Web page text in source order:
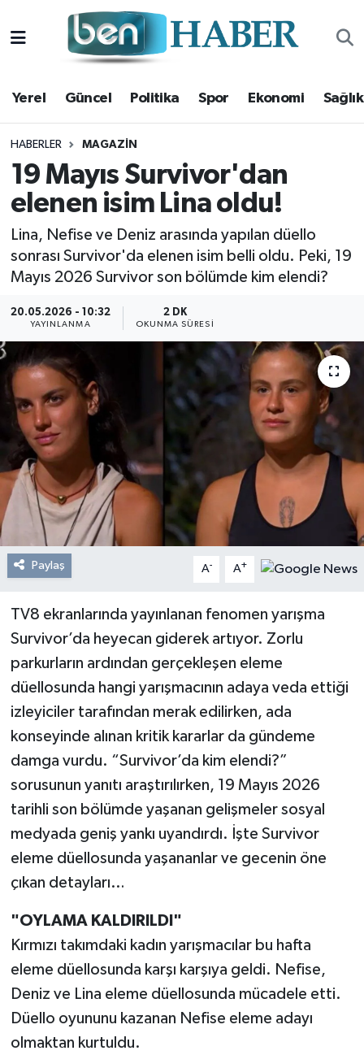
Yerel Güncel Politika Spor Ekonomi Sağlık
HABERLER MAGAZIN
19 Mayıs Survivor'dan
elenen isim Lina oldu!
Lina, Nefise ve Deniz arasında yapılan düello
sonrası Survivor'da elenen isim belli oldu. Peki, 19
Mayıs 2026 Survivor son bölümde kim elendi?
20.05.2026 - 10:32
YAYINLANMA
2 DK
OKUNMA SÜRESI
Paylaş A- A+
TV8 ekranlarında yayınlanan fenomen yarışma
Survivor’da heyecan giderek artıyor. Zorlu
parkurların ardından gerçekleşen eleme
düellosunda hangi yarışmacının adaya veda ettiği
izleyiciler tarafından merak edilirken, ada
konseyinde alınan kritik kararlar da gündeme
damga vurdu. “Survivor’da kim elendi?”
sorusunun yanıtı araştırılırken, 19 Mayıs 2026
tarihli son bölümde yaşanan gelişmeler sosyal
medyada geniş yankı uyandırdı. İşte Survivor
eleme düellosunda yaşananlar ve gecenin öne
çıkan detayları…
"OYLAMA KALDIRILDI"
Kırmızı takımdaki kadın yarışmacılar bu hafta
eleme düellosunda karşı karşıya geldi. Nefise,
Deniz ve Lina eleme düellosunda mücadele etti.
Düello oyununu kazanan Nefise eleme adayı
olmaktan kurtuldu.
Yerel
Güncel
Politika
Spor
Ekonomi
Sağlık
Magazin
Resmi Reklam
Röportajlar
Hava Durumu
Trafik Durumu
Süper Lig Puan Durumu ve Fikstür
Tüm Manşetler
Son Dakika Haberleri
Haber Arşivi